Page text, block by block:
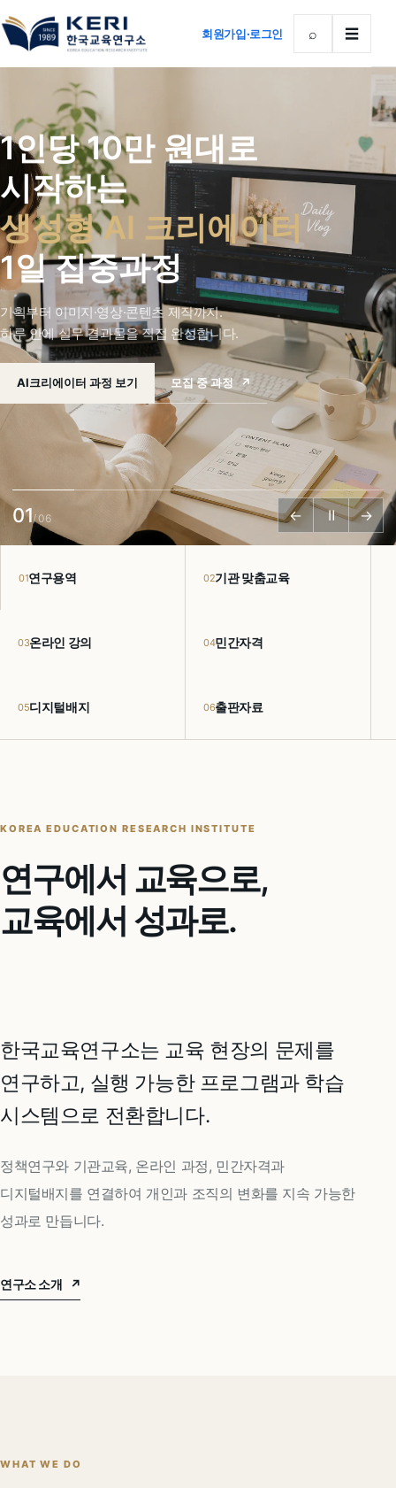
회원가입·로그인 ⌕ ☰
1인당 10만 원대로
시작하는
생성형 AI 크리에이터
1일 집중과정
기획부터 이미지·영상·콘텐츠 제작까지.
하루 안에 실무 결과물을 직접 완성합니다.
AI크리에이터 과정 보기 모집 중 과정 ↗
01/ 06 ← Ⅱ →
01연구용역 02기관 맞춤교육
03온라인 강의 04민간자격
05디지털배지 06출판자료
KOREA EDUCATION RESEARCH INSTITUTE
연구에서 교육으로,
교육에서 성과로.
한국교육연구소는 교육 현장의 문제를
연구하고, 실행 가능한 프로그램과 학습
시스템으로 전환합니다.
정책연구와 기관교육, 온라인 과정, 민간자격과
디지털배지를 연결하여 개인과 조직의 변화를 지속 가능한
성과로 만듭니다.
연구소 소개 ↗
WHAT WE DO